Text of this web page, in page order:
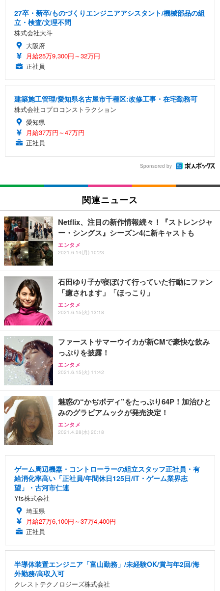
27卒・新卒/ものづくりエンジニアアシスタント/機械部品の組
立・検査/文理不問
株式会社大斗
大阪府
月給25万9,300円～32万円
正社員
建築施工管理/愛知県名古屋市千種区:改修工事・在宅勤務可
株式会社コプロコンストラクション
愛知県
月給37万円～47万円
正社員
Sponsored by
関連ニュース
Netflix、注目の新作情報続々！『ストレンジャ
ー・シングス』シーズン4に新キャストも
エンタメ
2021.6.14(月) 10:23
石田ゆり子が寝ぼけて行っていた行動にファン
「癒されます」「ほっこり」
エンタメ
2021.6.15(火) 13:18
ファーストサマーウイカが新CMで豪快な飲み
っぷりを披露！
エンタメ
2021.6.15(火) 11:42
魅惑の“かぢボディ”をたっぷり64P！加治ひと
みのグラビアムックが発売決定！
エンタメ
2021.4.28(水) 20:18
ゲーム周辺機器・コントローラーの組立スタッフ正社員・有
給消化率高い「正社員/年間休日125日/IT・ゲーム業界志
望」・古河市仁連
Yts株式会社
埼玉県
月給27万6,100円～37万4,400円
正社員
半導体装置エンジニア「富山勤務」/未経験OK/賞与年2回/海
外勤務/高収入可
クレストテクノロジーズ株式会社